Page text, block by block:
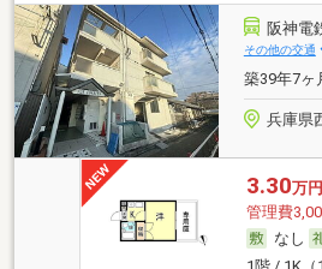
阪神電
その他の交通
築39年7ヶ
兵庫県
3.30万円
管理費
なし